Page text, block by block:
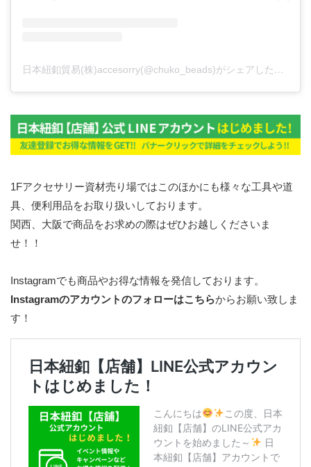
日本紐釦貿易(株)accesorry(@chuko_beads)がシェアした投稿
1Fアクセサリー資材売り場ではこのほかにも様々な工具や道
具、便利用品をお取り扱いしております。
関西、大阪で商品をお求めの際はぜひお越しくださいま
せ！！
Instagramでも商品やお得な情報を発信しております。
Instagramのアカウントのフォローはこちらからお願い致しま
す！